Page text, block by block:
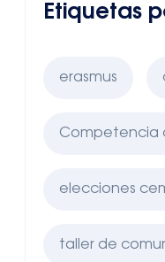
Etiquetas
erasmus
Competencia
elecciones
taller de